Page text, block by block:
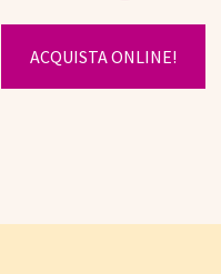
ACQUISTA ONLINE!